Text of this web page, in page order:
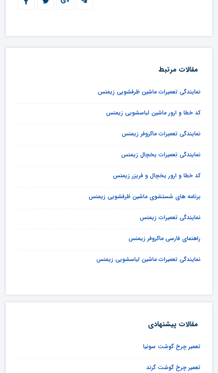
مقالات مرتبط
نمایندگی تعمیرات ماشین ظرفشویی زیمنس
کد خطا و ارور ماشین لباسشویی زیمنس
نمایندگی تعمیرات ماکروفر زیمنس
نمایندگی تعمیرات یخچال زیمنس
کد خطا و ارور یخچال و فریزر زیمنس
برنامه های شستشوی ماشین ظرفشویی زیمنس
نمایندگی تعمیرات زیمنس
راهنمای فارسی ماکروفر زیمنس
نمایندگی تعمیرات ماشین لباسشویی زیمنس
مقالات پیشنهادی
تعمیر چرخ گوشت سونیا
تعمیر چرخ گوشت گرند